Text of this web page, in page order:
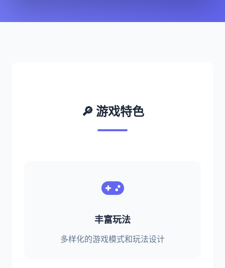
🔎 游戏特色
丰富玩法
多样化的游戏模式和玩法设计